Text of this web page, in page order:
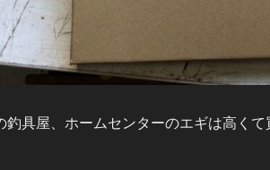
釣具屋、ホームセンターのエギは高くて